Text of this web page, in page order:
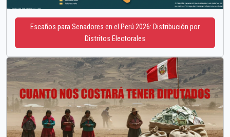
Escaños para Senadores en el Perú 2026: Distribución por
Distritos Electorales